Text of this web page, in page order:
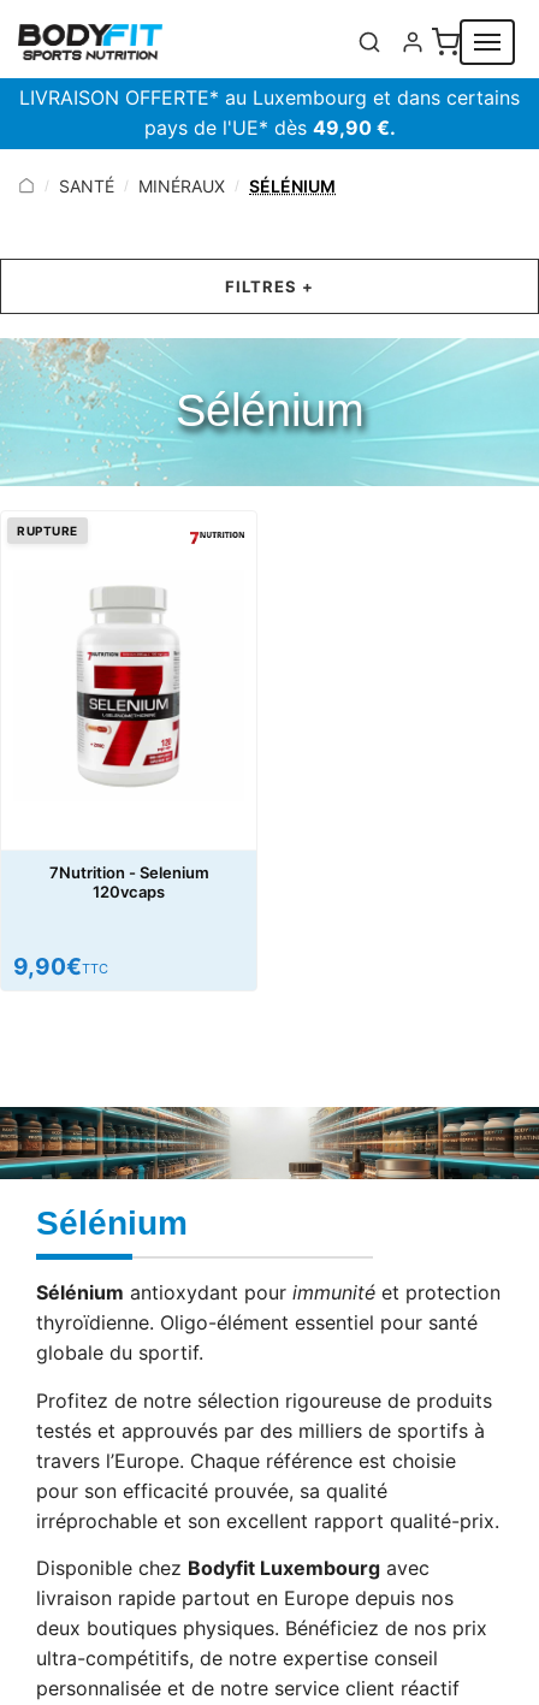
LIVRAISON OFFERTE* au Luxembourg et dans certains
pays de l'UE* dès 49,90 €.
/ SANTÉ / MINÉRAUX / SÉLÉNIUM
FILTRES +
Sélénium
RUPTURE
7Nutrition - Selenium
120vcaps
9,90€TTC
Sélénium
Sélénium antioxydant pour immunité et protection
thyroïdienne. Oligo-élément essentiel pour santé
globale du sportif.
Profitez de notre sélection rigoureuse de produits
testés et approuvés par des milliers de sportifs à
travers l’Europe. Chaque référence est choisie
pour son efficacité prouvée, sa qualité
irréprochable et son excellent rapport qualité-prix.
Disponible chez Bodyfit Luxembourg avec
livraison rapide partout en Europe depuis nos
deux boutiques physiques. Bénéficiez de nos prix
ultra-compétitifs, de notre expertise conseil
personnalisée et de notre service client réactif